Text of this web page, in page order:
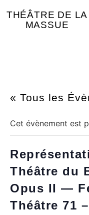
THÉÂTRE DE LA
MASSUE
« Tous les
Cet évènement est
Théâtre du
Opus II —
Théâtre 71